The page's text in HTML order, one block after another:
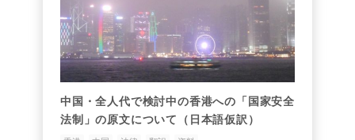
中国・全人代で検討中の香港への「国家安全
法制」の原文について（日本語仮訳）